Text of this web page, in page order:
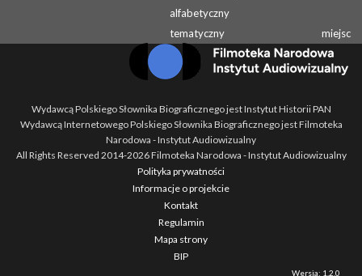
alfabetyczny
tematyczny
miejsc
Wydawcą Polskiego Słownika Biograficznego jest Instytut Historii PAN
Wydawcą Internetowego Polskiego Słownika Biograficznego jest Filmoteka
Narodowa - Instytut Audiowizualny
All Rights Reserved 2014-2026Filmoteka Narodowa - Instytut Audiowizualny
Polityka prywatności
Informacje o projekcie
Kontakt
Regulamin
Mapa strony
BIP
Wersja: 1.2.0